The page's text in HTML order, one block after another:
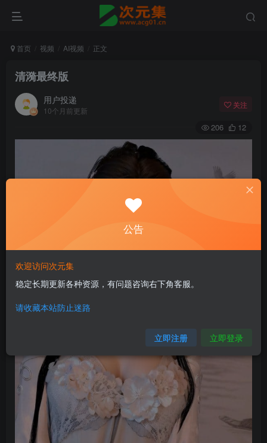
首页 视频 AI视频 正文
清漪最终版
用户投递
10个月前更新
关注
206 12
公告
欢迎访问次元集
稳定长期更新各种资源，有问题咨询右下角客服。
请收藏本站防止迷路
立即注册 立即登录